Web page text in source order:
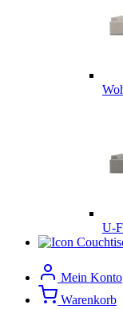
U-
Mein Konto
Warenkorb